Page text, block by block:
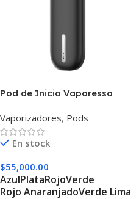
Pod de Inicio Vaporesso
Vaporizadores, Pods
En stock
$55,000.00
AzulPlataRojoVerde
Rojo AnaranjadoVerde Lima